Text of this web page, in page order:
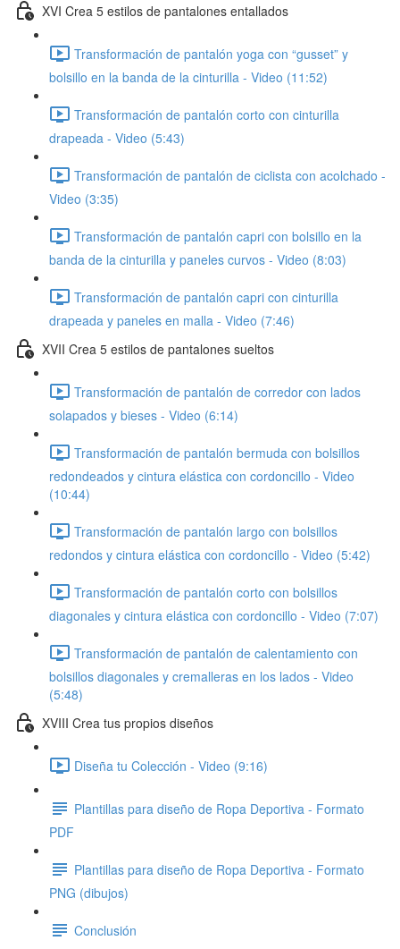
XVI Crea 5 estilos de pantalones entallados
Transformación de pantalón yoga con “gusset” y
bolsillo en la banda de la cinturilla - Video (11:52)
Transformación de pantalón corto con cinturilla
drapeada - Video (5:43)
Transformación de pantalón de ciclista con acolchado -
Video (3:35)
Transformación de pantalón capri con bolsillo en la
banda de la cinturilla y paneles curvos - Video (8:03)
Transformación de pantalón capri con cinturilla
drapeada y paneles en malla - Video (7:46)
XVII Crea 5 estilos de pantalones sueltos
Transformación de pantalón de corredor con lados
solapados y bieses - Video (6:14)
Transformación de pantalón bermuda con bolsillos
redondeados y cintura elástica con cordoncillo - Video
(10:44)
Transformación de pantalón largo con bolsillos
redondos y cintura elástica con cordoncillo - Video (5:42)
Transformación de pantalón corto con bolsillos
diagonales y cintura elástica con cordoncillo - Video (7:07)
Transformación de pantalón de calentamiento con
bolsillos diagonales y cremalleras en los lados - Video
(5:48)
XVIII Crea tus propios diseños
Diseña tu Colección - Video (9:16)
Plantillas para diseño de Ropa Deportiva - Formato
PDF
Plantillas para diseño de Ropa Deportiva - Formato
PNG (dibujos)
Conclusión